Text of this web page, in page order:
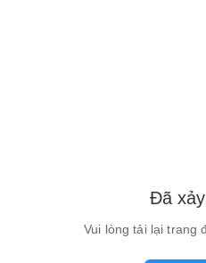
Đã
Vui lòng tải lại trang